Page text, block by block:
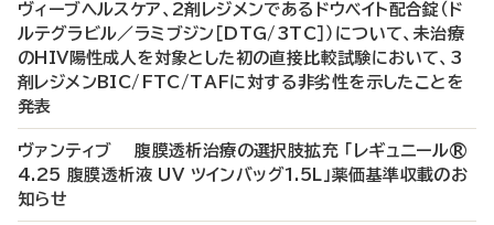
ヴィーブヘルスケア、2剤レジメンであるドウベイト配合錠（ド
ルテグラビル／ラミブジン［DTG/3TC］）について、未治療
のHIV陽性成人を対象とした初の直接比較試験において、3
剤レジメンBIC/FTC/TAFに対する非劣性を示したことを
発表
ヴァンティブ 腹膜透析治療の選択肢拡充 「レギュニール®
4.25 腹膜透析液 UV ツインバッグ1.5L」薬価基準収載のお
知らせ